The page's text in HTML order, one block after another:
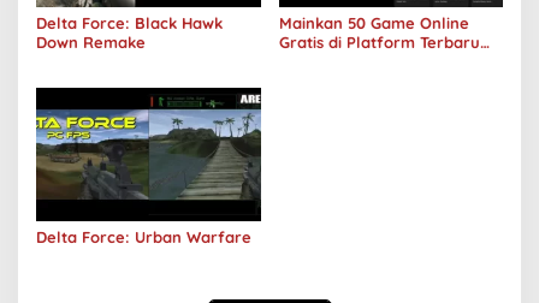
Delta Force: Black Hawk
Down Remake
Mainkan 50 Game Online
Gratis di Platform Terbaru
Delta Force: Urban Warfare